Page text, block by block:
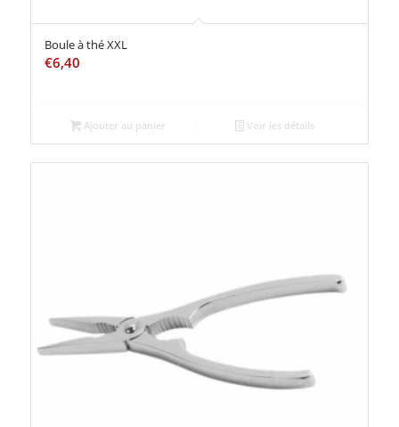
Boule à thé XXL
€6,40
Ajouter au panier Voir les détails